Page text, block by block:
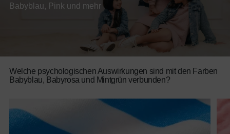
Babyblau, Pink und mehr
Welche psychologischen Auswirkungen sind mit den Farben
Babyblau, Babyrosa und Mintgrün verbunden?